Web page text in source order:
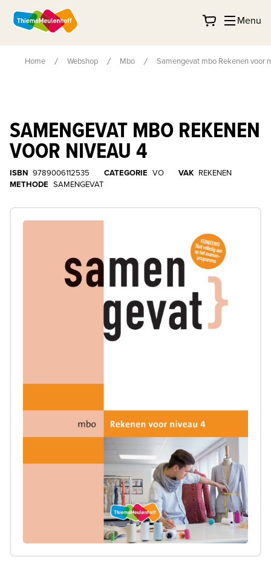
Menu
Home Webshop Mbo Samengevat mbo Rekenen voor
SAMENGEVAT MBO REKENEN
VOOR NIVEAU 4
ISBN 9789006112535 CATEGORIE VO VAK REKENEN
METHODE SAMENGEVAT